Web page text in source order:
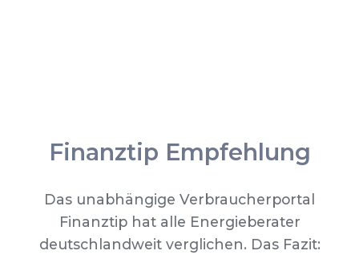
Finanztip Empfehlung
Das unabhängige Verbraucherportal
Finanztip hat alle Energieberater
deutschlandweit verglichen. Das Fazit: